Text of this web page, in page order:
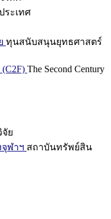
ระเทศ
ทุนสนับสนุนยุทธศาสตร์
(C2F) The Second Century
ย
ฬาฯ สถาบันทรัพย์สิน